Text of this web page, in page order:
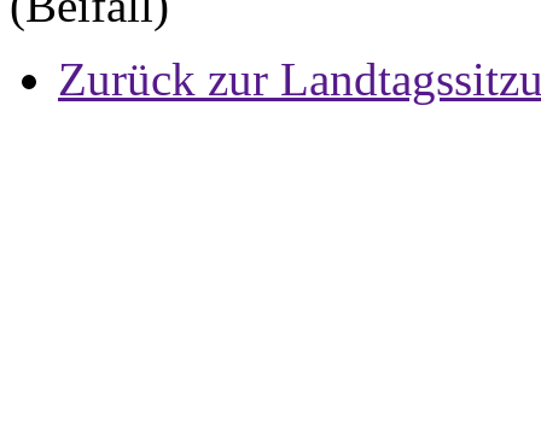
Zurück zur